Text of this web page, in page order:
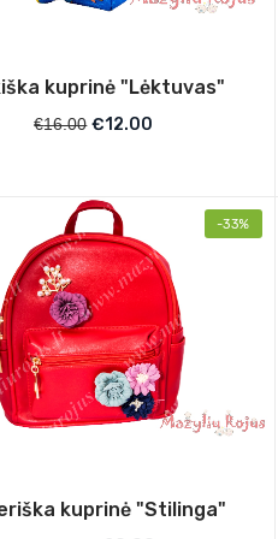
kuprinė "Lėktuvas"
€16.00 €12.00
-33%
kuprinė "Stilinga"